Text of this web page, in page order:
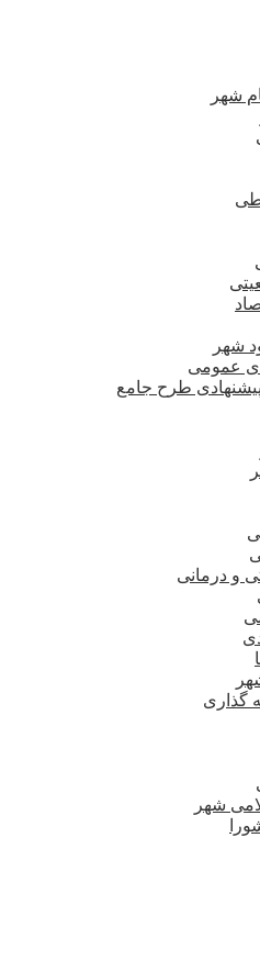
شهر
شهر
عمومی
طرح جامع
و درمانی
گذاری
شهر